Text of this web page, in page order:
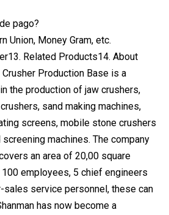
pago?
Union, Money Gram, etc.
Related Products14. About
Production Base is a
the production of jaw crushers,
sand making machines,
screens, mobile stone crushers
machines. The company
an area of 20,00 square
employees, 5 chief engineers
sales service personnel, these can
has now become a